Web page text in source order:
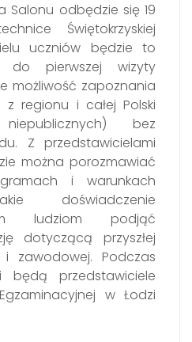
Salonu odbędzie się 19
Świętokrzyskiej
uczniów będzie to
do pierwszej wizyty
możliwość zapoznania
regionu i całej Polski
bez
Z przedstawicielami
można porozmawiać
i warunkach
doświadczenie
ludziom podjąć
dotyczącą przyszłej
i zawodowej. Podczas
będą przedstawiciele
w Łodzi